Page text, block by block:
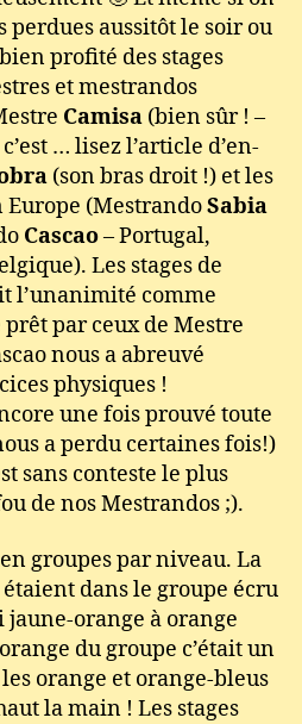
aussitôt le soir ou
profité des stages
et mestrandos
Camisa (bien sûr ! –
… lisez l’article d’en-
(son bras droit !) et les
Europe (MestrandoSabia
Cascao– Portugal,
Les stages de
l’unanimité comme
par ceux de Mestre
nous a abreuvé
physiques !
une fois prouvé toute
a perdu certaines fois!)
sans conteste le plus
de nos Mestrandos ;).
groupes par niveau. La
dans le groupe écru
jaune-orange à orange
du groupe c’était un
orange et orange-bleus
la main ! Les stages